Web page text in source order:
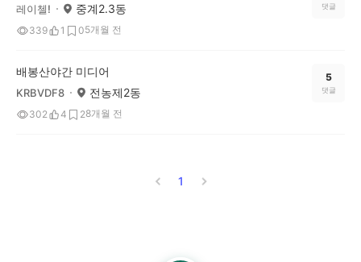
레이첼! 중계2.3동
339 1 05개월 전
댓글
배봉산야간 미디어
KRBVDF8 전농제2동
302 4 28개월 전
5
댓글
1